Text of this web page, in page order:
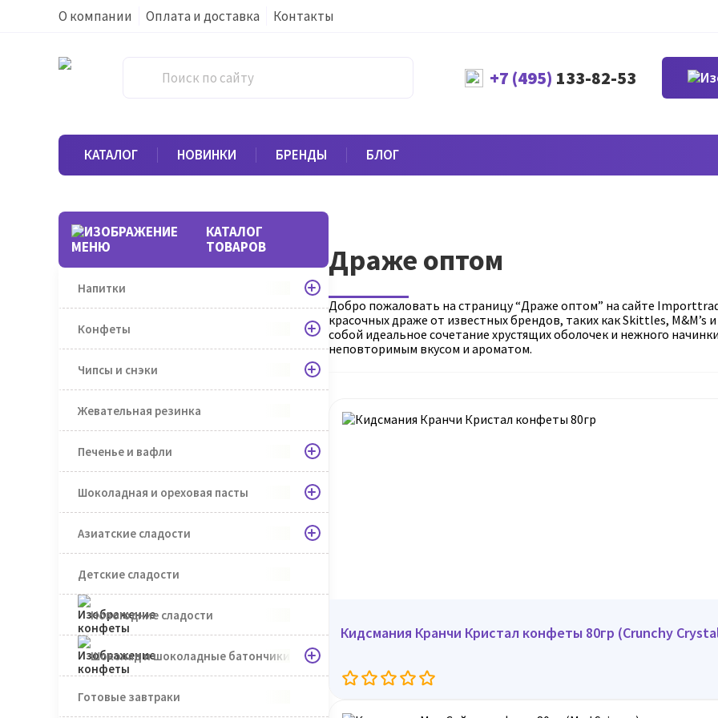
О компании Оплата и доставка Контакты
+7 (495) 133-82-53
КАТАЛОГ НОВИНКИ БРЕНДЫ БЛОГ
КАТАЛОГ
ТОВАРОВ
Напитки
Конфеты
Чипсы и снэки
Жевательная резинка
Печенье и вафли
Шоколадная и ореховая пасты
Азиатские сладости
Детские сладости
Новогодние сладости
Шоколад и шоколадные батончики
Готовые завтраки
Драже оптом
Добро пожаловать на страницу “Драже оптом” на сайте
красочных драже от известных брендов, таких как Skittles,
собой идеальное сочетание хрустящих оболочек и нежного
неповторимым вкусом и ароматом.
Кидсмания Кранчи Кристал конфеты 80гр (Crunchy